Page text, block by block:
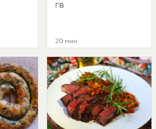
ГВ
20 мин